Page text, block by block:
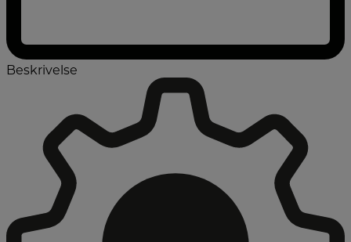
Beskrivelse